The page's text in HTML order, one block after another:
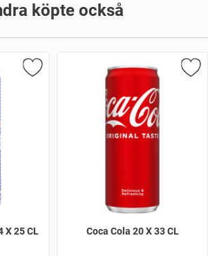
köpte också
X 25 CL Coca Cola 20 X 33 CL